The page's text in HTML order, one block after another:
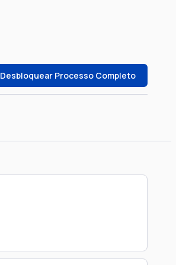
Desbloquear Processo Completo